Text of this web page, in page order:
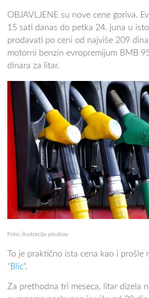
OBJAVLJENE su nove cene goriva.
15 sati danas do petka 24. juna u
prodavati po ceni od najviše 209
motorni benzin evropremijum BMB
dinara za litar.
Foto: ilustracija-pixabay
To je praktično ista cena kao i prošle
“Blic“.
Za prethodna tri meseca, litar dizela